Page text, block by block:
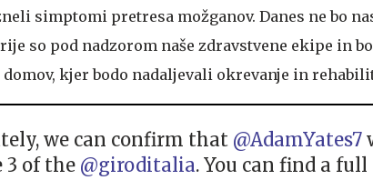
simptomi pretresa možganov. Danes ne bo
so pod nadzorom naše zdravstvene ekipe in
kjer bodo nadaljevali okrevanje in
we can confirm that @AdamYates7
3 of the @giroditalia. You can find a